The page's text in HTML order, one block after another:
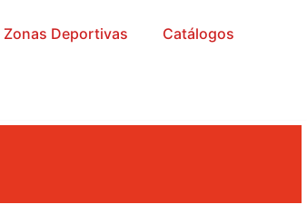
Zonas Deportivas Catálogos